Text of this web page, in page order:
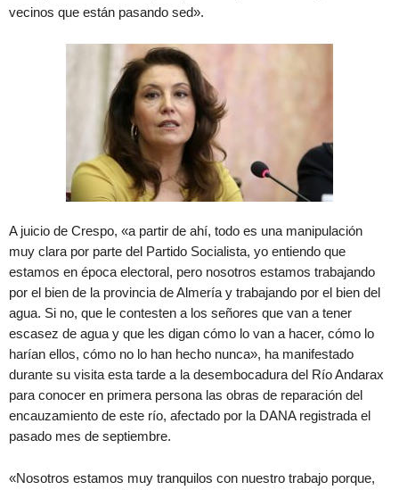
vecinos que están pasando sed».
A juicio de Crespo, «a partir de ahí, todo es una manipulación
muy clara por parte del Partido Socialista, yo entiendo que
estamos en época electoral, pero nosotros estamos trabajando
por el bien de la provincia de Almería y trabajando por el bien del
agua. Si no, que le contesten a los señores que van a tener
escasez de agua y que les digan cómo lo van a hacer, cómo lo
harían ellos, cómo no lo han hecho nunca», ha manifestado
durante su visita esta tarde a la desembocadura del Río Andarax
para conocer en primera persona las obras de reparación del
encauzamiento de este río, afectado por la DANA registrada el
pasado mes de septiembre.
«Nosotros estamos muy tranquilos con nuestro trabajo porque,